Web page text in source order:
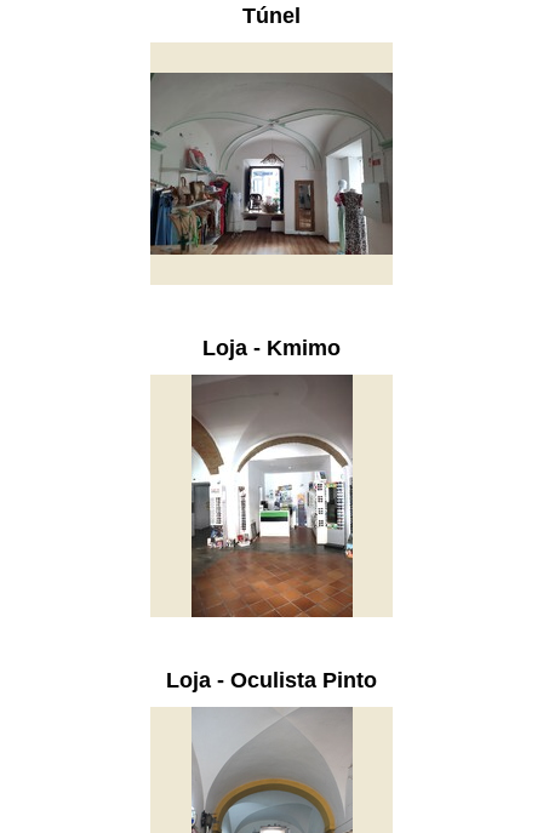
Túnel
Loja - Kmimo
Loja - Oculista Pinto